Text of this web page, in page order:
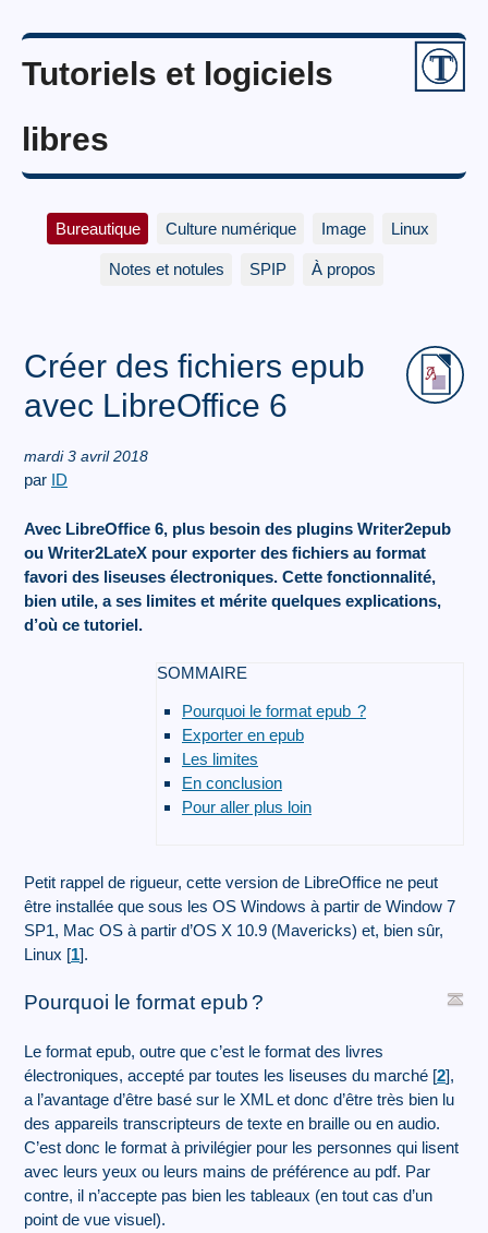
Tutoriels et logiciels
libres
Bureautique Culture numérique Image Linux
Notes et notules SPIP À propos
Créer des fichiers epub
avec LibreOffice 6
mardi 3 avril 2018
par ID
Avec LibreOffice 6, plus besoin des plugins Writer2epub
ou Writer2LateX pour exporter des fichiers au format
favori des liseuses électroniques. Cette fonctionnalité,
bien utile, a ses limites et mérite quelques explications,
d’où ce tutoriel.
SOMMAIRE
Pourquoi le format epub ?
Exporter en epub
Les limites
En conclusion
Pour aller plus loin
Petit rappel de rigueur, cette version de LibreOffice ne peut
être installée que sous les OS Windows à partir de Window 7
SP1, Mac OS à partir d’OS X 10.9 (Mavericks) et, bien sûr,
Linux [1].
Pourquoi le format epub ?
Le format epub, outre que c’est le format des livres
électroniques, accepté par toutes les liseuses du marché [2],
a l’avantage d’être basé sur le XML et donc d’être très bien lu
des appareils transcripteurs de texte en braille ou en audio.
C’est donc le format à privilégier pour les personnes qui lisent
avec leurs yeux ou leurs mains de préférence au pdf. Par
contre, il n’accepte pas bien les tableaux (en tout cas d’un
point de vue visuel).